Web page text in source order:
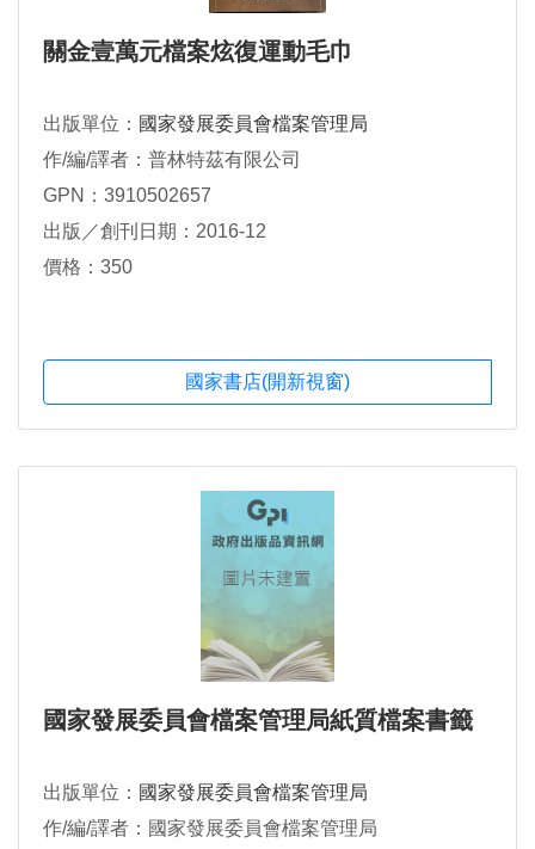
關金壹萬元檔案炫復運動毛巾
出版單位： 國家發展委員會檔案管理局
作/編/譯者：普林特茲有限公司
GPN：3910502657
出版／創刊日期：2016-12
價格：350
國家書店(開新視窗)
國家發展委員會檔案管理局紙質檔案書籤
出版單位： 國家發展委員會檔案管理局
作/編/譯者：國家發展委員會檔案管理局